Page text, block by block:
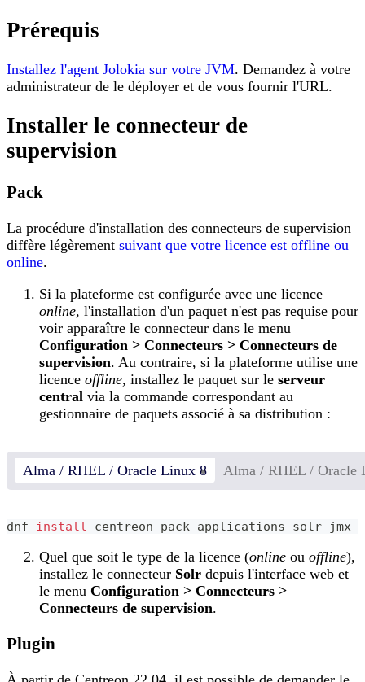
Prérequis
Installez l'agent Jolokia sur votre JVM. Demandez à votre
administrateur de le déployer et de vous fournir l'URL.
Installer le connecteur de
supervision
Pack
La procédure d'installation des connecteurs de supervision
diffère légèrement suivant que votre licence est offline ou
online.
Si la plateforme est configurée avec une licence
online, l'installation d'un paquet n'est pas requise pour
voir apparaître le connecteur dans le menu
Configuration > Connecteurs > Connecteurs de
supervision. Au contraire, si la plateforme utilise une
licence offline, installez le paquet sur le serveur
central via la commande correspondant au
gestionnaire de paquets associé à sa distribution :
Alma / RHEL / Oracle Linux 8 Alma / RHEL / Oracle
dnf install centreon-pack-applications-solr-jmx
Quel que soit le type de la licence (online ou offline),
installez le connecteur Solr depuis l'interface web et
le menu Configuration > Connecteurs >
Connecteurs de supervision.
Plugin